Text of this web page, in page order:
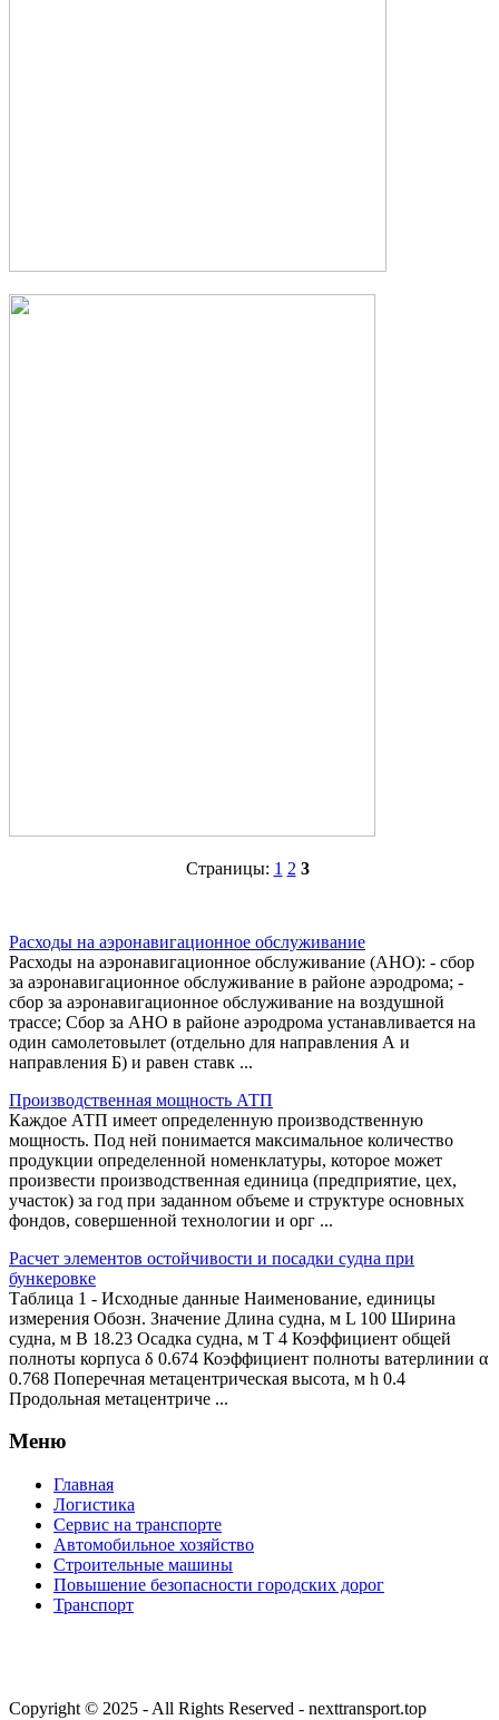
Страницы: 1 2 3
Расходы на аэронавигационное обслуживание
Расходы на аэронавигационное обслуживание (АНО): - сбор
за аэронавигационное обслуживание в районе аэродрома; -
сбор за аэронавигационное обслуживание на воздушной
трассе; Сбор за АНО в районе аэродрома устанавливается на
один самолетовылет (отдельно для направления А и
направления Б) и равен ставк ...
Производственная мощность АТП
Каждое АТП имеет определенную производственную
мощность. Под ней понимается максимальное количество
продукции определенной номенклатуры, которое может
произвести производственная единица (предприятие, цех,
участок) за год при заданном объеме и структуре основных
фондов, совершенной технологии и орг ...
Расчет элементов остойчивости и посадки судна при
бункеровке
Таблица 1 - Исходные данные Наименование, единицы
измерения Обозн. Значение Длина судна, м L 100 Ширина
судна, м B 18.23 Осадка судна, м T 4 Коэффициент общей
полноты корпуса δ 0.674 Коэффициент полноты ватерлинии α
0.768 Поперечная метацентрическая высота, м h 0.4
Продольная метацентриче ...
Меню
Главная
Логистика
Сервис на транспорте
Автомобильное хозяйство
Строительные машины
Повышение безопасности городских дорог
Транспорт
Copyright © 2025 - All Rights Reserved - nexttransport.top